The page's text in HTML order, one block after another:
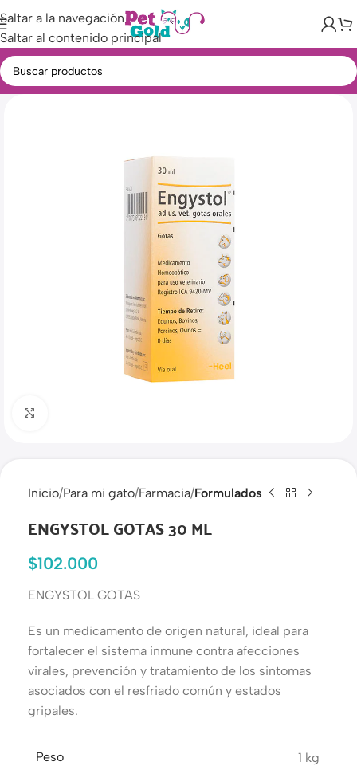
Saltar a la navegación
Saltar al contenido principal
Inicio Para mi gato Farmacia Formulados
ENGYSTOL GOTAS 30 ML
$102.000
ENGYSTOL GOTAS
Es un medicamento de origen natural, ideal para
fortalecer el sistema inmune contra afecciones
virales, prevención y tratamiento de los sintomas
asociados con el resfriado común y estados
gripales.
Peso 1 kg